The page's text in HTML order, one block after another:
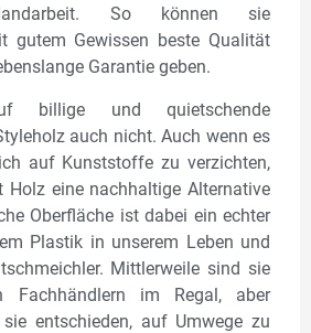
So können sie
gutem Gewissen beste Qualität
Garantie geben.
billige und quietschende
auch nicht. Auch wenn es
auf Kunststoffe zu verzichten,
eine nachhaltige Alternative
Oberfläche ist dabei ein echter
Plastik in unserem Leben und
Mittlerweile sind sie
Fachhändlern im Regal, aber
entschieden, auf Umwege zu